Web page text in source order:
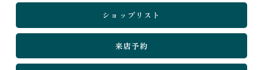
ショップリスト
来店予約